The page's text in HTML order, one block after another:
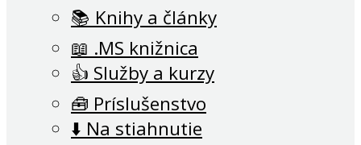
📚 Knihy a články
📖 .MS knižnica
👍 Služby a kurzy
🧰 Príslušenstvo
⬇️ Na stiahnutie